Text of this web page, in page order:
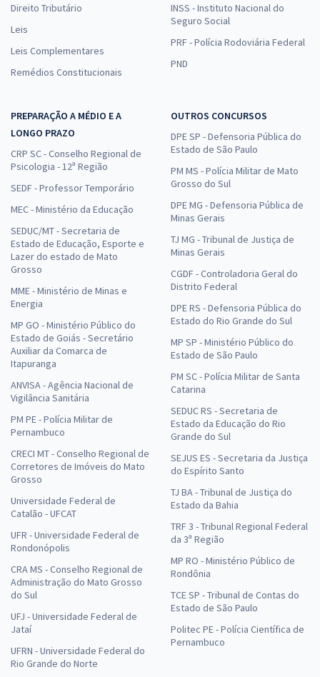
Direito Tributário
Leis
Leis Complementares
Remédios Constitucionais
INSS - Instituto Nacional do
Seguro Social
PRF - Polícia Rodoviária Federal
PND
PREPARAÇÃO A MÉDIO E A
LONGO PRAZO
CRP SC - Conselho Regional de
Psicologia - 12ª Região
SEDF - Professor Temporário
MEC - Ministério da Educação
SEDUC/MT - Secretaria de
Estado de Educação, Esporte e
Lazer do estado de Mato
Grosso
MME - Ministério de Minas e
Energia
MP GO - Ministério Público do
Estado de Goiás - Secretário
Auxiliar da Comarca de
Itapuranga
ANVISA - Agência Nacional de
Vigilância Sanitária
PM PE - Polícia Militar de
Pernambuco
CRECI MT - Conselho Regional de
Corretores de Imóveis do Mato
Grosso
Universidade Federal de
Catalão - UFCAT
UFR - Universidade Federal de
Rondonópolis
CRA MS - Conselho Regional de
Administração do Mato Grosso
do Sul
UFJ - Universidade Federal de
Jataí
UFRN - Universidade Federal do
Rio Grande do Norte
OUTROS CONCURSOS
DPE SP - Defensoria Pública do
Estado de São Paulo
PM MS - Polícia Militar de Mato
Grosso do Sul
DPE MG - Defensoria Pública de
Minas Gerais
TJ MG - Tribunal de Justiça de
Minas Gerais
CGDF - Controladoria Geral do
Distrito Federal
DPE RS - Defensoria Pública do
Estado do Rio Grande do Sul
MP SP - Ministério Público do
Estado de São Paulo
PM SC - Polícia Militar de Santa
Catarina
SEDUC RS - Secretaria de
Estado da Educação do Rio
Grande do Sul
SEJUS ES - Secretaria da Justiça
do Espírito Santo
TJ BA - Tribunal de Justiça do
Estado da Bahia
TRF 3 - Tribunal Regional Federal
da 3ª Região
MP RO - Ministério Público de
Rondônia
TCE SP - Tribunal de Contas do
Estado de São Paulo
Politec PE - Polícia Científica de
Pernambuco